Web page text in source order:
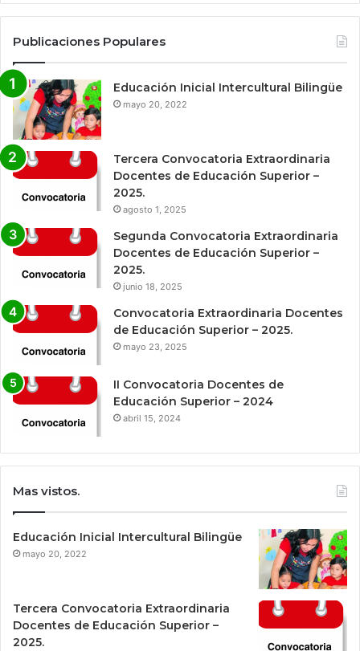
Publicaciones Populares
Educación Inicial Intercultural Bilingüe
mayo 20, 2022
Tercera Convocatoria Extraordinaria
Docentes de Educación Superior –
2025.
agosto 1, 2025
Segunda Convocatoria Extraordinaria
Docentes de Educación Superior –
2025.
junio 18, 2025
Convocatoria Extraordinaria Docentes
de Educación Superior – 2025.
mayo 23, 2025
II Convocatoria Docentes de
Educación Superior – 2024
abril 15, 2024
Mas vistos.
Educación Inicial Intercultural Bilingüe
mayo 20, 2022
Tercera Convocatoria Extraordinaria
Docentes de Educación Superior –
2025.